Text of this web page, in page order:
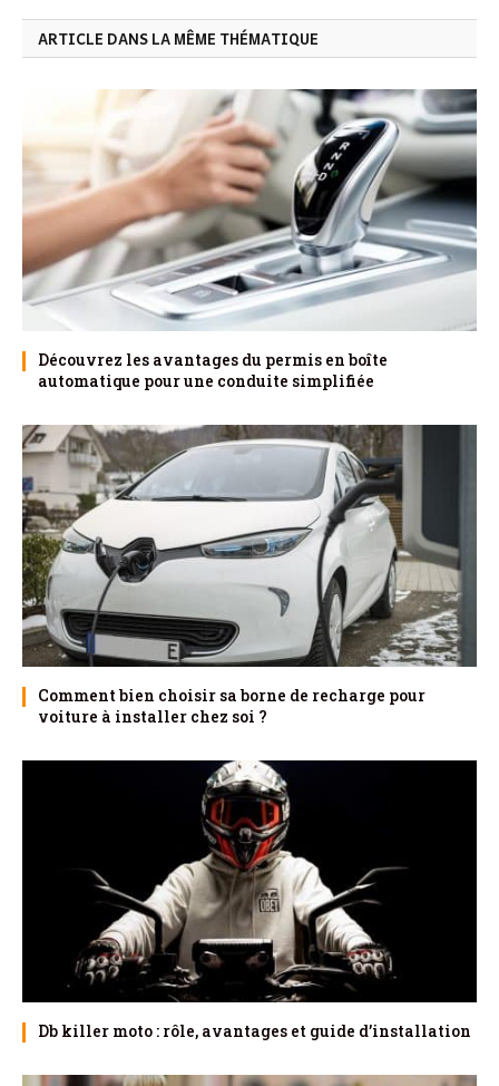
ARTICLE DANS LA MÊME THÉMATIQUE
Découvrez les avantages du permis en boîte
automatique pour une conduite simplifiée
Comment bien choisir sa borne de recharge pour
voiture à installer chez soi ?
Db killer moto : rôle, avantages et guide d’installation